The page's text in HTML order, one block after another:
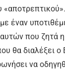
έναν
που ζητά
θα διαλέξει
να